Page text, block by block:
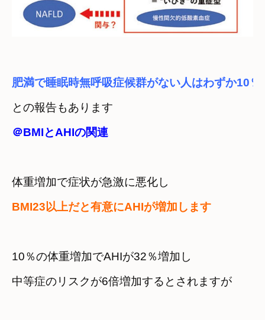
肥満で睡眠時無呼吸症候群がない人はわずか10％
との報告もあります
＠BMIとAHIの関連
体重増加で症状が急激に悪化し
BMI23以上だと有意にAHIが増加します
10％の体重増加でAHIが32％増加し